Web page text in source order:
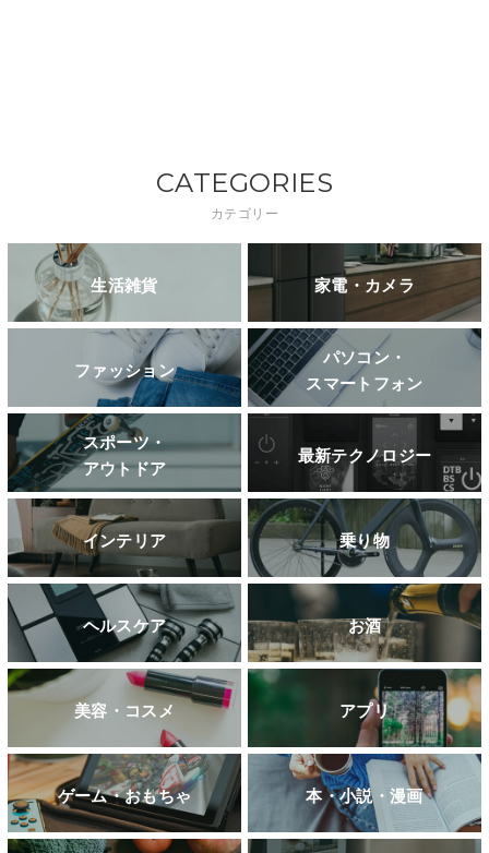
CATEGORIES
カテゴリー
生活雑貨 家電・カメラ
ファッション
パソコン・
スマートフォン
スポーツ・
アウトドア
最新テクノロジー
インテリア 乗り物
ヘルスケア お酒
美容・コスメ アプリ
ゲーム・おもちゃ 本・小説・漫画